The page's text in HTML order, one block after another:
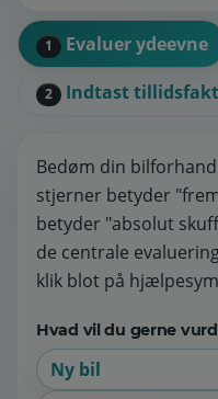
1 Evaluer ydeevne
2 Indtast
Bedøm din
stjerner betyder
betyder "absolut
de centrale
klik blot på
Hvad vil du gerne
Ny bil